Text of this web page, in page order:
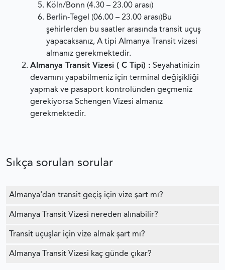
Köln/Bonn (4.30 – 23.00 arası)
Berlin-Tegel (06.00 – 23.00 arası)Bu
şehirlerden bu saatler arasında transit uçuş
yapacaksanız, A tipi Almanya Transit vizesi
almanız gerekmektedir.
Almanya Transit Vizesi ( C Tipi) : Seyahatinizin
devamını yapabilmeniz için terminal değişikliği
yapmak ve pasaport kontrolünden geçmeniz
gerekiyorsa Schengen Vizesi almanız
gerekmektedir.
Sıkça sorulan sorular
Almanya'dan transit geçiş için vize şart mı?
Almanya Transit Vizesi nereden alınabilir?
Transit uçuşlar için vize almak şart mı?
Almanya Transit Vizesi kaç günde çıkar?